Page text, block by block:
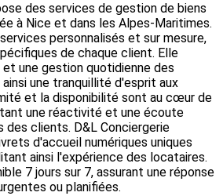
des services de gestion de biens
à Nice et dans les Alpes-Maritimes.
personnalisés et sur mesure,
de chaque client. Elle
et une gestion quotidienne des
une tranquillité d'esprit aux
et la disponibilité sont au cœur de
une réactivité et une écoute
clients. D&L Conciergerie
d'accueil numériques uniques
ainsi l'expérience des locataires.
7 jours sur 7, assurant une réponse
ou planifiées.